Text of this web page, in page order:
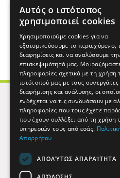
Αυτός ο ιστότοπος
χρησιμοποιεί cookies
Χρησιμοποιούμε cookies για να
εξατομικεύσουμε το περιεχόμενο,
διαφημίσεις και να αναλύσουμε την
επισκεψιμότητά μας.
πληροφορίες σχετικά με τη χρήση
ιστότοπού μας με τους συνεργάτες
διαφήμισης και ανάλυσης, οι
ενδέχεται να τις συνδυάσουν με
πληροφορίες που τους έχετε
που έχουν συλλέξει από τη χρήση
υπηρεσιών τους από εσάς.
Απορρήτου
ΑΠΟΛΎΤΩΣ ΑΠΑΡΑΊΤΗΤΑ